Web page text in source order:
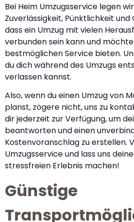
Bei Heim Umzugsservice legen
Zuverlässigkeit, Pünktlichkeit und
dass ein Umzug mit vielen
verbunden sein kann und
bestmöglichen Service bieten.
du dich während des Umzugs
verlassen kannst.
Also, wenn du einen Umzug von
planst, zögere nicht, uns zu
dir jederzeit zur Verfügung, um
beantworten und einen
Kostenvoranschlag zu erstellen.
Umzugsservice und lass uns
stressfreien Erlebnis machen!
Günstige